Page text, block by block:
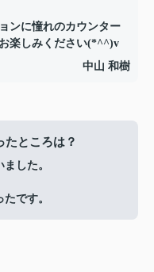
ンに憧れのカウンター
楽しみください(*^^)v
中山 和樹
たところは？
した。
です。